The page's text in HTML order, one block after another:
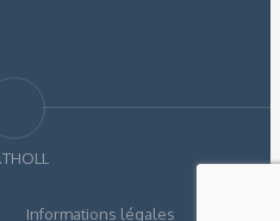
Informations légales